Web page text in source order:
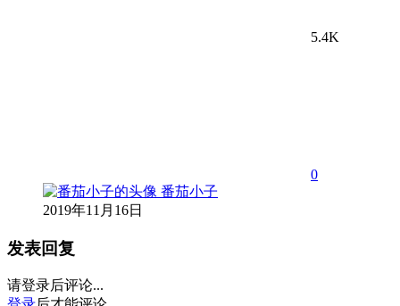
5.4K
0
番茄小子
2019年11月16日
发表回复
请登录后评论...